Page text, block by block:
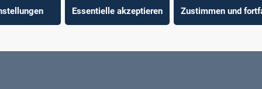
Essentielle akzeptieren Zustimmen und